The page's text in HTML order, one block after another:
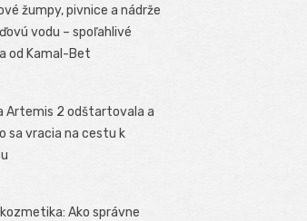
žumpy, pivnice a nádrže
vodu – spoľahlivé
od Kamal-Bet
Artemis 2 odštartovala a
sa vracia na cestu k
Ako správne